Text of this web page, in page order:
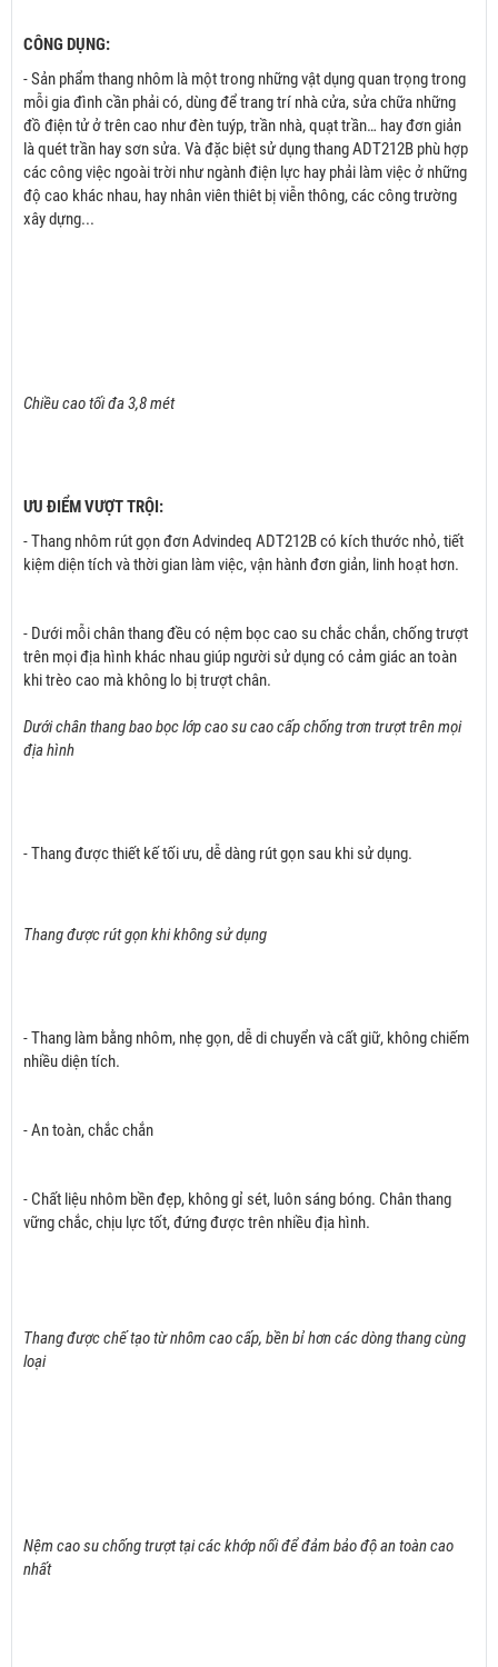
CÔNG DỤNG:
- Sản phẩm thang nhôm là một trong những vật dụng quan trọng trong
mỗi gia đình cần phải có, dùng để trang trí nhà cửa, sửa chữa những
đồ điện tử ở trên cao như đèn tuýp, trần nhà, quạt trần… hay đơn giản
là quét trần hay sơn sửa. Và đặc biệt sử dụng thang ADT212B phù hợp
các công việc ngoài trời như ngành điện lực hay phải làm việc ở những
độ cao khác nhau, hay nhân viên thiêt bị viễn thông, các công trường
xây dựng...
Chiều cao tối đa 3,8 mét
ƯU ĐIỂM VƯỢT TRỘI:
- Thang nhôm rút gọn đơn Advindeq ADT212B có kích thước nhỏ, tiết
kiệm diện tích và thời gian làm việc, vận hành đơn giản, linh hoạt hơn.
- Dưới mỗi chân thang đều có nệm bọc cao su chắc chắn, chống trượt
trên mọi địa hình khác nhau giúp người sử dụng có cảm giác an toàn
khi trèo cao mà không lo bị trượt chân.
Dưới chân thang bao bọc lớp cao su cao cấp chống trơn trượt trên mọi
địa hình
- Thang được thiết kế tối ưu, dễ dàng rút gọn sau khi sử dụng.
- An toàn, chắc chắn